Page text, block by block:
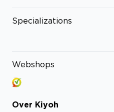
Specializations
Webshops
Over Kiyoh